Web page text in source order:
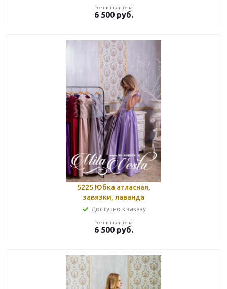
Розничная цена
6 500руб.
5225 Юбка атласная,
завязки, лаванда
Доступно к заказу
Розничная цена
6 500руб.